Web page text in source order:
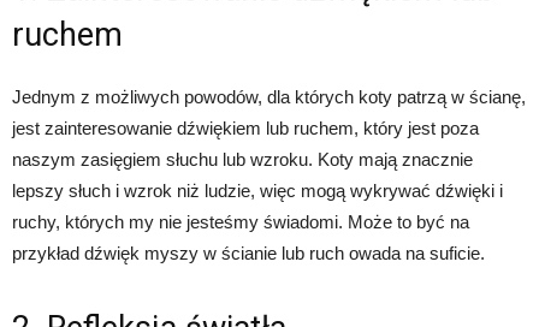
ruchem
Jednym z możliwych powodów, dla których koty patrzą w ścianę,
jest zainteresowanie dźwiękiem lub ruchem, który jest poza
naszym zasięgiem słuchu lub wzroku. Koty mają znacznie
lepszy słuch i wzrok niż ludzie, więc mogą wykrywać dźwięki i
ruchy, których my nie jesteśmy świadomi. Może to być na
przykład dźwięk myszy w ścianie lub ruch owada na suficie.